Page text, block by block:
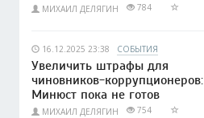
МИХАИЛ ДЕЛЯГИН 784
16.12.2025 23:38 СОБЫТИЯ
Увеличить штрафы для
чиновников-коррупционеров:
Минюст пока не готов
МИХАИЛ ДЕЛЯГИН 754